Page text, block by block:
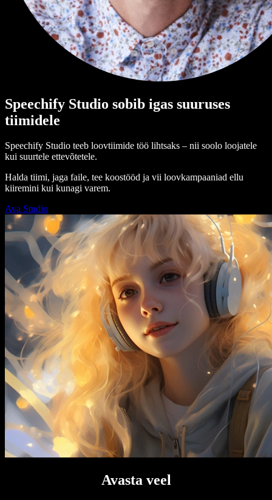
Speechify Studio sobib igas suuruses
tiimidele
Speechify Studio teeb loovtiimide töö lihtsaks – nii soolo loojatele
kui suurtele ettevõtetele.
Halda tiimi, jaga faile, tee koostööd ja vii loovkampaaniad ellu
kiiremini kui kunagi varem.
Ava Studio
Avasta veel